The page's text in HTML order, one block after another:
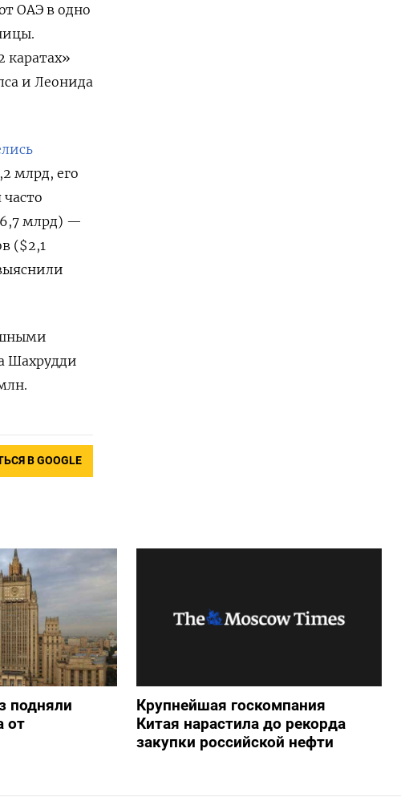
ОАЭ в одно
каратах»
и Леонида
млрд, его
млрд) —
($2,1
Шахрудди
В GOOGLE
подняли
от
Крупнейшая госкомпания
Китая нарастила до рекорда
закупки российской нефти